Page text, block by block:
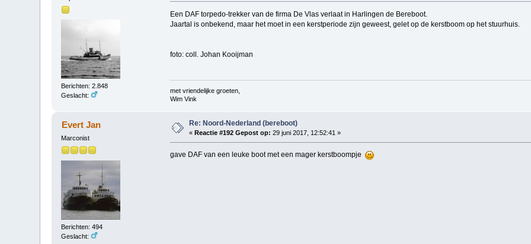
Berichten: 2.848
Geslacht:
Een DAF torpedo-trekker van de firma De Vlas verlaat in Harlingen de Bereboot.
Jaartal is onbekend, maar het moet in een kerstperiode zijn geweest, gelet op de kerstboom op het stuurhuis.
foto: coll. Johan Kooijman
met vriendelijke groeten,
Wim Vink
Evert Jan
Marconist
Berichten: 494
Geslacht:
Re: Noord-Nederland (bereboot)
«Reactie #192 Gepost op: 29 juni 2017, 12:52:41 »
gave DAF van een leuke boot met een mager kerstboompje